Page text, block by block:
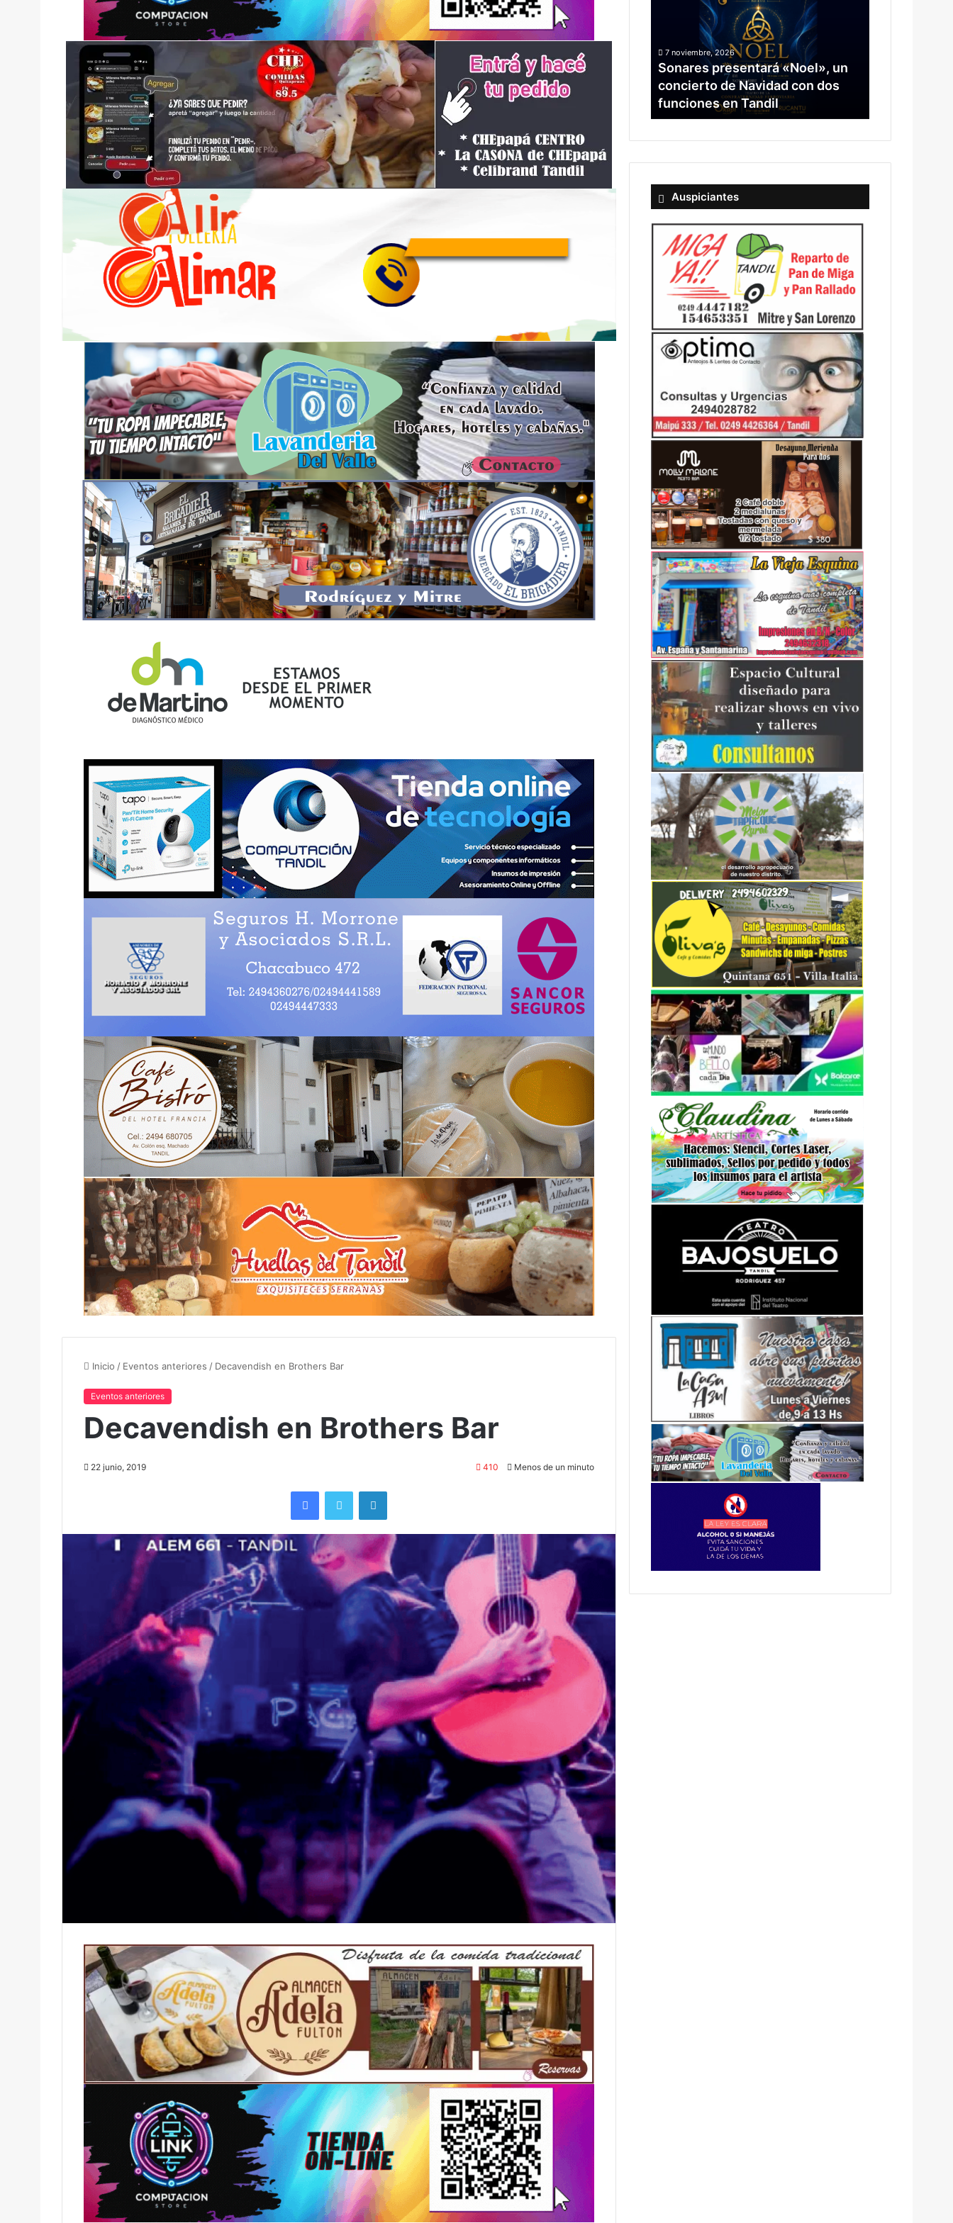
Inicio / Eventos anteriores / Decavendish en Brothers Bar
Eventos anteriores
Decavendish en Brothers Bar
22 junio, 2019 410 Menos de un minuto
FacebookTwitter LinkedIn
Navidad
con
dos
funciones
en
7 noviembre, 2026
Sonares presentará «Noel», un
concierto de Navidad con dos
funciones en Tandil
Auspiciantes